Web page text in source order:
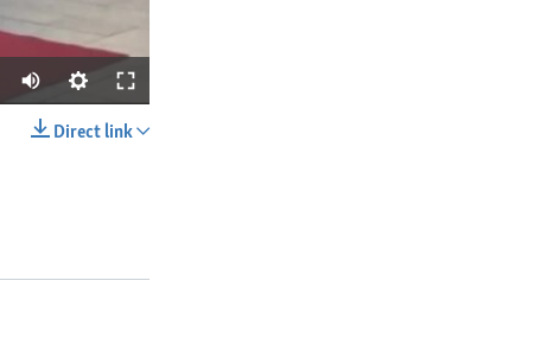
Direct link